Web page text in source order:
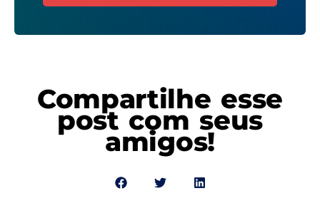
Compartilhe esse
post com seus
amigos!